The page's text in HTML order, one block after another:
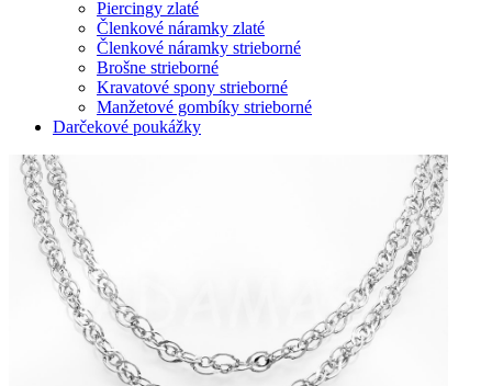
Piercingy zlaté
Členkové náramky zlaté
Členkové náramky strieborné
Brošne strieborné
Kravatové spony strieborné
Manžetové gombíky strieborné
Darčekové poukážky
Zoom